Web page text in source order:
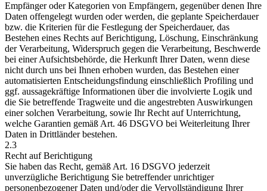
Empfänger oder Kategorien von Empfängern, gegenüber denen Ihre
Daten offengelegt wurden oder werden, die geplante Speicherdauer
bzw. die Kriterien für die Festlegung der Speicherdauer, das
Bestehen eines Rechts auf Berichtigung, Löschung, Einschränkung
der Verarbeitung, Widerspruch gegen die Verarbeitung, Beschwerde
bei einer Aufsichtsbehörde, die Herkunft Ihrer Daten, wenn diese
nicht durch uns bei Ihnen erhoben wurden, das Bestehen einer
automatisierten Entscheidungsfindung einschließlich Profiling und
ggf. aussagekräftige Informationen über die involvierte Logik und
die Sie betreffende Tragweite und die angestrebten Auswirkungen
einer solchen Verarbeitung, sowie Ihr Recht auf Unterrichtung,
welche Garantien gemäß Art. 46 DSGVO bei Weiterleitung Ihrer
Daten in Drittländer bestehen.
2.3
Recht auf Berichtigung
Sie haben das Recht, gemäß Art. 16 DSGVO jederzeit
unverzügliche Berichtigung Sie betreffender unrichtiger
personenbezogener Daten und/oder die Vervollständigung Ihrer